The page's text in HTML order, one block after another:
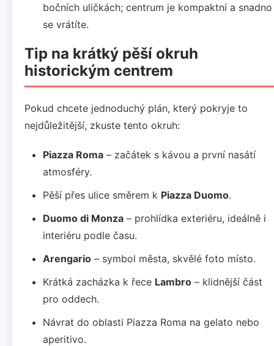
bočních uličkách; centrum je kompaktní a snadno
se vrátíte.
Tip na krátký pěší okruh
historickým centrem
Pokud chcete jednoduchý plán, který pokryje to
nejdůležitější, zkuste tento okruh:
Piazza Roma – začátek s kávou a první nasátí
atmosféry.
Pěší přes ulice směrem k Piazza Duomo.
Duomo di Monza – prohlídka exteriéru, ideálně i
interiéru podle času.
Arengario – symbol města, skvělé foto místo.
Krátká zacházka k řece Lambro – klidnější část
pro oddech.
Návrat do oblasti Piazza Roma na gelato nebo
aperitivo.